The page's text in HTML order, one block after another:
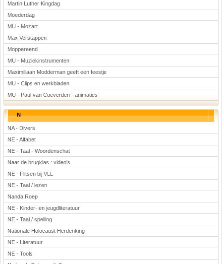
Martin Luther Kingdag
Moederdag
MU - Mozart
Max Verstappen
Moppereend
MU - Muziekinstrumenten
Maximiliaan Modderman geeft een feestje
MU - Clips en werkbladen
MU - Paul van Coeverden - animaties
N
NA - Divers
NE - Alfabet
NE - Taal - Woordenschat
Naar de brugklas : video's
NE - Flitsen bij VLL
NE - Taal / lezen
Nanda Roep
NE - Kinder- en jeugdliteratuur
NE - Taal / spelling
Nationale Holocaust Herdenking
NE - Literatuur
NE - Tools